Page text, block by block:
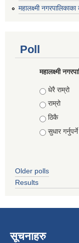
महालक्ष्मी
Poll
महालक्ष्मी
Choices
धेरै राम्रो
राम्रो
ठिकै
सुधार गर्नुपर्ने
Older polls
Results
सूचनाहरु